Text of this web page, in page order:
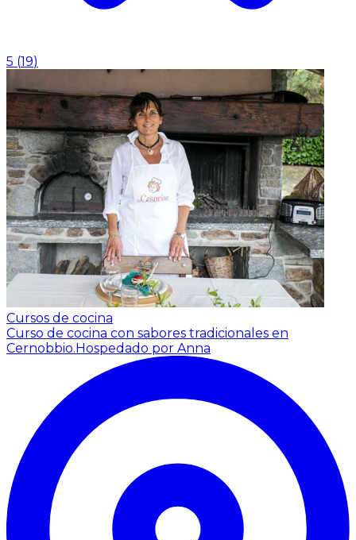
5 (19)
Cursos de cocina
Curso de cocina con sabores tradicionales en
Cernobbio. Hospedado por Anna